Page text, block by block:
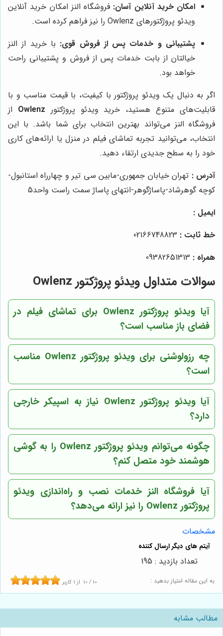
امکان خرید آنلاین آسان: فروشگاه النز امکان خرید آنلاین
ویدئو پروژکتورهای Owlenz را نیز فراهم کرده است.
پشتیبانی و خدمات پس از فروش قوی: با خرید از النز
خیالتان از بابت خدمات پس از فروش و پشتیبانی راحت
خواهد بود.
اگر به دنبال یک ویدئو پروژکتور با کیفیت، با قیمت مناسب و با
قابلیت‌های متنوع هستید، خرید ویدئو پروژکتور Owlenz از
فروشگاه النز می‌تواند بهترین انتخاب برای شما باشد. با این
انتخاب، می‌توانید تجربه تماشای فیلم در منزل یا ارائه‌های کاری
خود را به سطح جدیدی ارتقاء دهید.
آدرس : تهران خیابان جمهوری-مابین سی تیر و چهارراه استانبول-
کوچه گوهرشاد-پاساژگوهر-انتهای پاساژ سمت راست واحد5
ایمیل :
خط ثابت :
همراه :
سوالات متداول ویدئو پروژکتور Owlenz
آیا ویدئو پروژکتور Owlenz برای تماشای فیلم در
فضای باز مناسب است؟
چه رزولوشنی برای ویدئو پروژکتور Owlenz مناسب
است؟
آیا ویدئو پروژکتور Owlenz نیاز به اسپیکر خارجی
دارد؟
چگونه می‌توانم ویدئو پروژکتور Owlenz را به گوشی
هوشمند خود متصل کنم؟
آیا فروشگاه النز خدمات نصب و راه‌اندازی ویدئو
پروژکتور Owlenz را نیز ارائه می‌دهد؟
مشخصات
به این مقاله امتیاز بدهید : 10 / 10 از 1 کاربر
تعداد بازدید : 195
مطالب مشابه